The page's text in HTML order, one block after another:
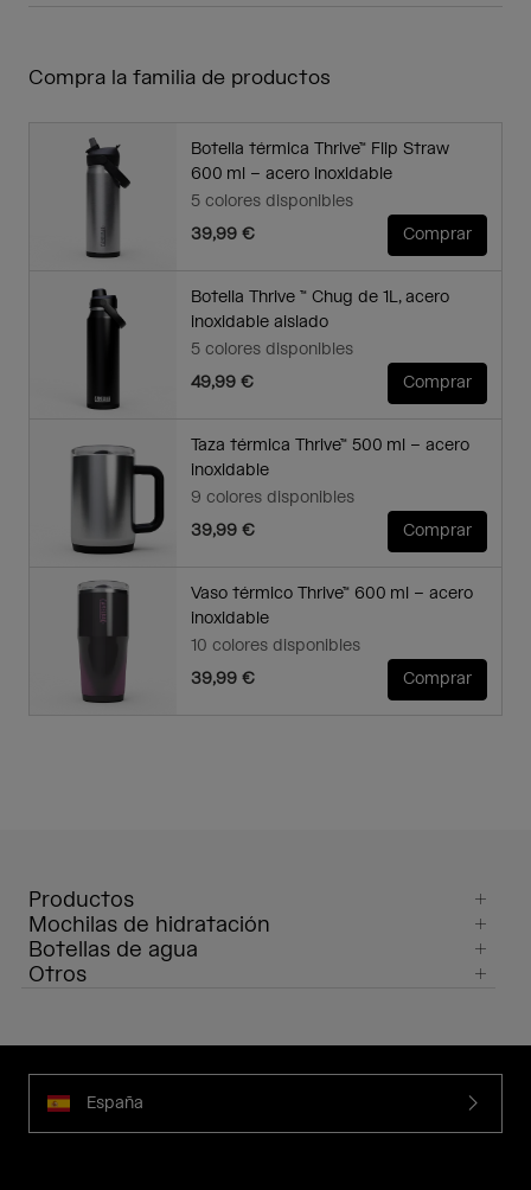
Compra la familia de productos
Botella térmica Thrive™ Flip Straw
600 ml – acero inoxidable
5 colores disponibles
39,99 €
Comprar
Botella Thrive ™ Chug de 1L, acero
inoxidable aislado
5 colores disponibles
49,99 €
Comprar
Taza térmica Thrive™ 500 ml – acero
inoxidable
9 colores disponibles
39,99 €
Comprar
Vaso térmico Thrive™ 600 ml – acero
inoxidable
10 colores disponibles
39,99 €
Comprar
Productos
Mochilas de hidratación
Botellas de agua
Otros
España